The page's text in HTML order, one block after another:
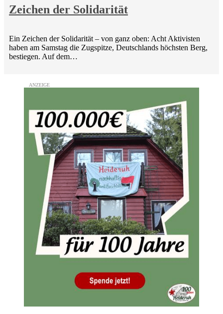
Zeichen der Solidarität
Ein Zeichen der Solidarität – von ganz oben: Acht Aktivisten
haben am Samstag die Zugspitze, Deutschlands höchsten Berg,
bestiegen. Auf dem…